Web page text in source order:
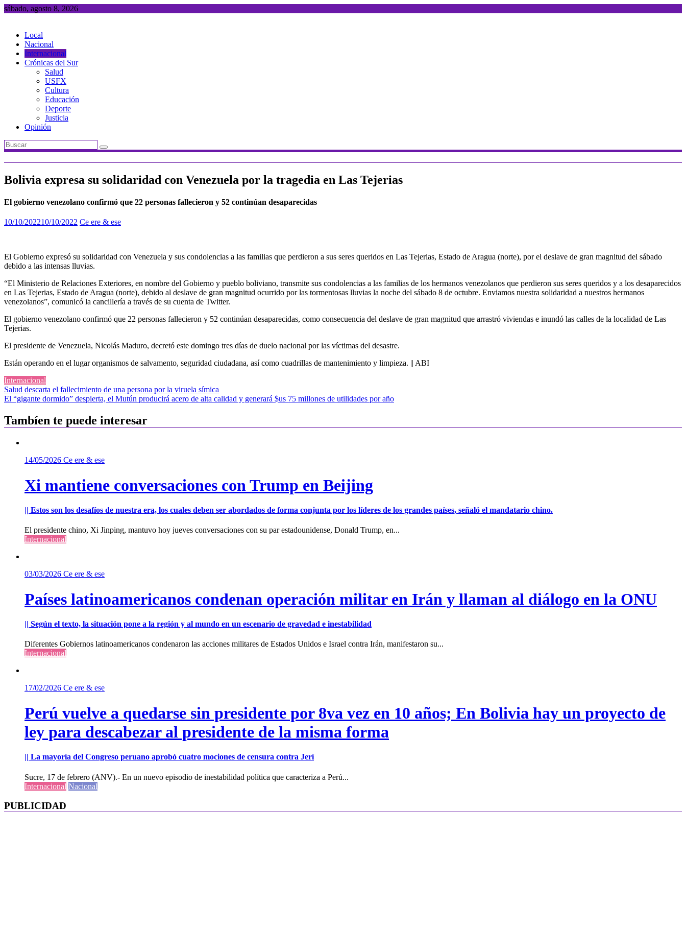
Saltar
sábado, agosto 8, 2026
Local
Nacional
Internacional
Crónicas del Sur
Salud
USFX
Cultura
Educación
Deporte
Justicia
Opinión
Bolivia expresa su solidaridad con Venezuela por la tragedia en Las Tejerias
El gobierno venezolano confirmó que 22 personas fallecieron y 52 continúan desaparecidas
10/10/202210/10/2022 Ce ere & ese
El Gobierno expresó su solidaridad con Venezuela y sus condolencias a las familias que perdieron a sus seres queridos en Las Tejerias, Estado de Aragua (norte), por el deslave de gran magnitud del sábado
debido a las intensas lluvias.
“El Ministerio de Relaciones Exteriores, en nombre del Gobierno y pueblo boliviano, transmite sus condolencias a las familias de los hermanos venezolanos que perdieron sus seres queridos y a los desaparecidos
en Las Tejerias, Estado de Aragua (norte), debido al deslave de gran magnitud ocurrido por las tormentosas lluvias la noche del sábado 8 de octubre. Enviamos nuestra solidaridad a nuestros hermanos
venezolanos”, comunicó la cancillería a través de su cuenta de Twitter.
El gobierno venezolano confirmó que 22 personas fallecieron y 52 continúan desaparecidas, como consecuencia del deslave de gran magnitud que arrastró viviendas e inundó las calles de la localidad de Las
Tejerias.
El presidente de Venezuela, Nicolás Maduro, decretó este domingo tres días de duelo nacional por las víctimas del desastre.
Están operando en el lugar organismos de salvamento, seguridad ciudadana, así como cuadrillas de mantenimiento y limpieza. || ABI
Internacional
Navegación
de
entradas
Salud descarta el fallecimiento de una persona por la viruela símica
El “gigante dormido” despierta, el Mutún producirá acero de alta calidad y generará $us 75 millones de utilidades por año
Tambíen te puede interesar
14/05/2026 Ce ere & ese
Xi mantiene conversaciones con Trump en Beijing
|| Estos son los desafíos de nuestra era, los cuales deben ser abordados de forma conjunta por los líderes de los grandes países, señaló el mandatario chino.
El presidente chino, Xi Jinping, mantuvo hoy jueves conversaciones con su par estadounidense, Donald Trump, en...
Internacional
03/03/2026 Ce ere & ese
Países latinoamericanos condenan operación militar en Irán y llaman al diálogo en la ONU
|| Según el texto, la situación pone a la región y al mundo en un escenario de gravedad e inestabilidad
Diferentes Gobiernos latinoamericanos condenaron las acciones militares de Estados Unidos e Israel contra Irán, manifestaron su...
Internacional
17/02/2026 Ce ere & ese
Perú vuelve a quedarse sin presidente por 8va vez en 10 años; En Bolivia hay un proyecto de
ley para descabezar al presidente de la misma forma
|| La mayoría del Congreso peruano aprobó cuatro mociones de censura contra Jerí
Sucre, 17 de febrero (ANV).- En un nuevo episodio de inestabilidad política que caracteriza a Perú...
Internacional Nacional
PUBLICIDAD